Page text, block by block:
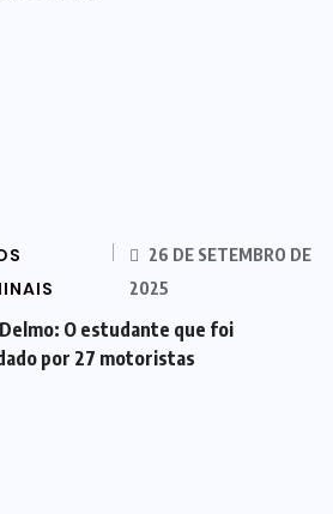
26 DE SETEMBRO DE
2025
O estudante que foi
por 27 motoristas